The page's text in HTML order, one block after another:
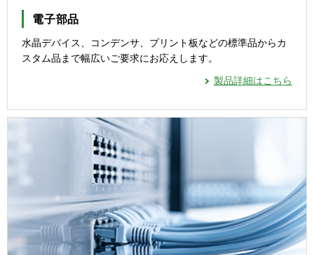
電子部品
水晶デバイス、コンデンサ、プリント板などの標準品からカ
スタム品まで幅広いご要求にお応えします。
製品詳細はこちら